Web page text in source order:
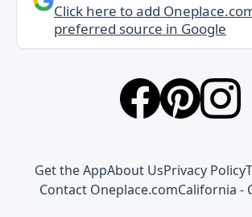
Click here to add
preferred source in Google
Get the AppAbout UsPrivacy Policy
Contact Oneplace.comCalifornia -